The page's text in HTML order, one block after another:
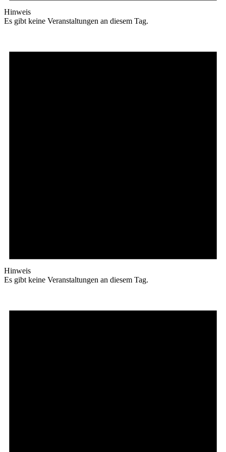
Hinweis
Es gibt keine Veranstaltungen an diesem Tag.
Hinweis
Es gibt keine Veranstaltungen an diesem Tag.